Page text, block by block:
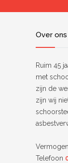
Over ons
Ruim 45
met
zijn de
zijn wij
Telefoon